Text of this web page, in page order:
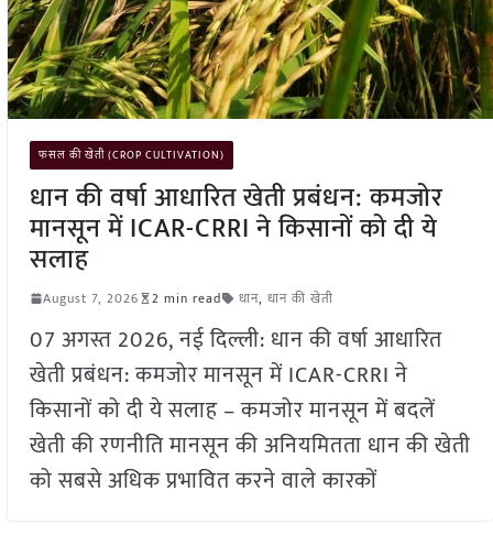
फसल की खेती (CROP CULTIVATION)
धान की वर्षा आधारित खेती प्रबंधन: कमजोर
मानसून में ICAR-CRRI ने किसानों को दी ये
सलाह
August 7, 2026 2 min read धान, धान की खेती
07 अगस्त 2026, नई दिल्ली: धान की वर्षा आधारित
खेती प्रबंधन: कमजोर मानसून में ICAR-CRRI ने
किसानों को दी ये सलाह – कमजोर मानसून में बदलें
खेती की रणनीति मानसून की अनियमितता धान की खेती
को सबसे अधिक प्रभावित करने वाले कारकों